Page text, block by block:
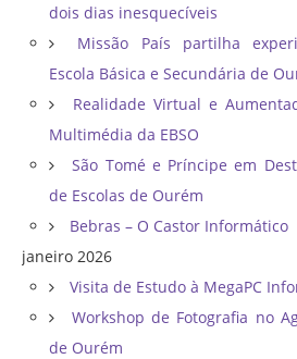
dois dias inesquecíveis
Missão País partilha
Escola Básica e Secundária de
Realidade Virtual e
Multimédia da EBSO
São Tomé e Príncipe em
de Escolas de Ourém
Bebras – O Castor Informático
janeiro 2026
Visita de Estudo à MegaPC
Workshop de Fotografia no
de Ourém